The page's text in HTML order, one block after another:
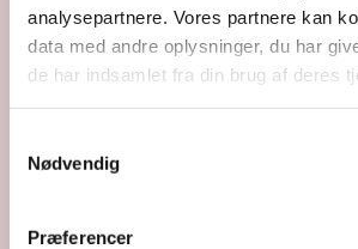
analysepartnere. Vores partnere kan
data med andre oplysninger, du har
de har indsamlet fra din brug af deres
Nødvendig
Præferencer